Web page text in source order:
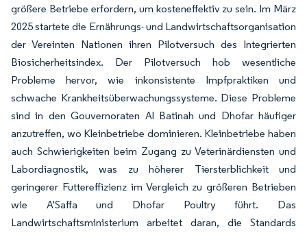
größere Betriebe erfordern, um kosteneffektiv zu sein. Im März
2025 startete die Ernährungs- und Landwirtschaftsorganisation
der Vereinten Nationen ihren Pilotversuch des Integrierten
Biosicherheitsindex. Der Pilotversuch hob wesentliche
Probleme hervor, wie inkonsistente Impfpraktiken und
schwache Krankheitsüberwachungssysteme. Diese Probleme
sind in den Gouvernoraten Al Batinah und Dhofar häufiger
anzutreffen, wo Kleinbetriebe dominieren. Kleinbetriebe haben
auch Schwierigkeiten beim Zugang zu Veterinärdiensten und
Labordiagnostik, was zu höherer Tiersterblichkeit und
geringerer Futtereffizienz im Vergleich zu größeren Betrieben
wie A'Saffa und Dhofar Poultry führt. Das
Landwirtschaftsministerium arbeitet daran, die Standards